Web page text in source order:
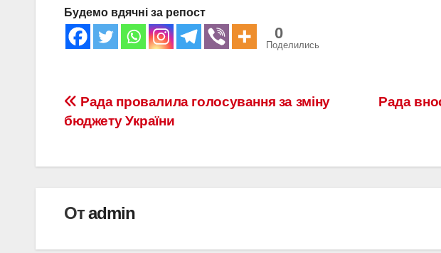
Будемо вдячні за репост
0
Поделились
Навигация
по
записям
Рада
Рада провалила голосування за зміну
бюджету України
Отadmin